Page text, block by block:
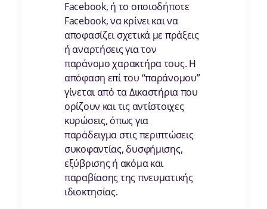
Facebook, ή το οποιοδήποτε
Facebook, να κρίνει και να
αποφασίζει σχετικά με πράξεις
ή αναρτήσεις για τον
παράνομο χαρακτήρα τους. Η
απόφαση επί του “παράνομου”
γίνεται από τα Δικαστήρια που
ορίζουν και τις αντίστοιχες
κυρώσεις, όπως για
παράδειγμα στις περιπτώσεις
συκοφαντίας, δυσφήμισης,
εξύβρισης ή ακόμα και
παραβίασης της πνευματικής
ιδιοκτησίας.